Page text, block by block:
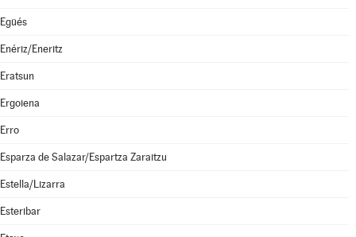
Egüés
Enériz/Eneritz
Eratsun
Ergoiena
Erro
Esparza de Salazar/Espartza Zaraitzu
Estella/Lizarra
Esteribar